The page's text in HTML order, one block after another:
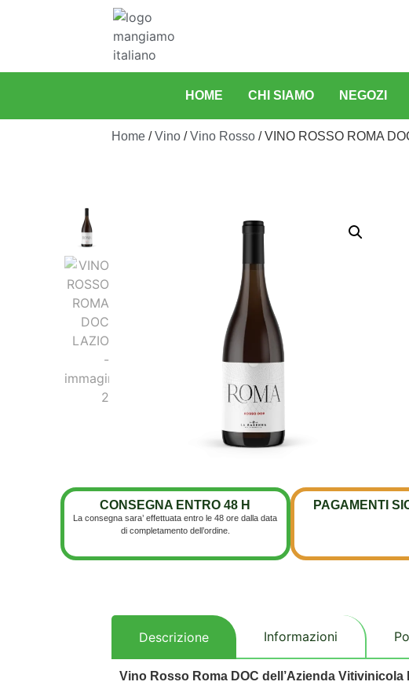
HOME CHI SIAMO NEGOZI
Home /Vino /Vino Rosso / VINO ROSSO ROMA
PAGAMENTI
CONSEGNA ENTRO 48 H
La consegna sara’ effettuata entro le 48 ore dalla data
di completamento dell’ordine.
Descrizione Informazioni
Vino Rosso Roma DOC dell’Azienda